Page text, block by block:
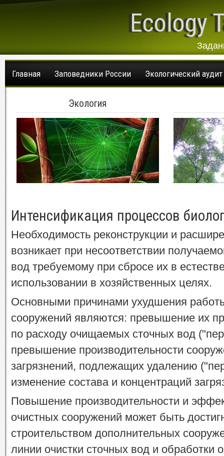
Ecology
Главная Заповедники России Экологический аудит
Экология
Интенсификация процессов
Необходимость реконструкции и
возникает при несоответствии
вод требуемому при сбросе их в
использовании в хозяйственных целях.
Основными причинами ухудшения
сооружений являются: превышение их
по расходу очищаемых сточных вод
превышение производительности
загрязнений, подлежащих удалению
изменение состава и концентраций
Повышение производительности и
очистных сооружений может быть
строительством дополнительных
линии очистки сточных вод и обработки